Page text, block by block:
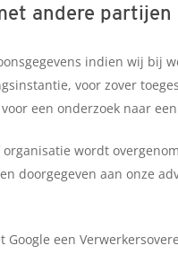
andere partijen
indien wij bij
voor zover
een onderzoek naar
organisatie wordt
doorgegeven aan onze
Google een